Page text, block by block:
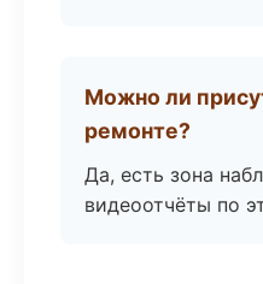
Можно ли
ремонте?
Да, есть зона
видеоотчёты по